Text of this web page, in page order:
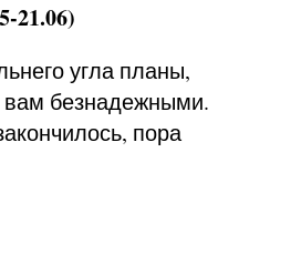
угла планы,
вам безнадежными.
пора